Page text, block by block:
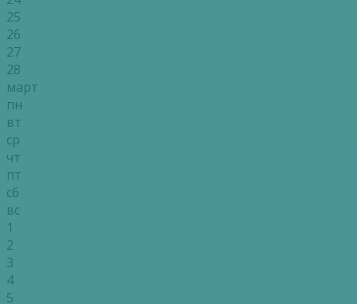
25
26
27
28
март
пн
вт
ср
чт
пт
сб
вс
1
2
3
4
5